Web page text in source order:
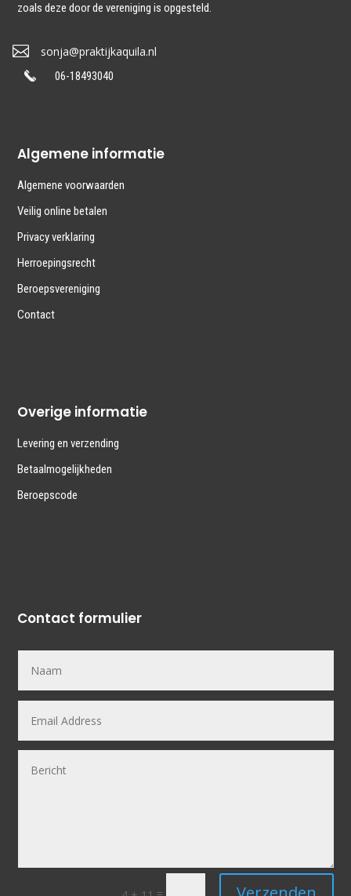
zoals deze door de vereniging is opgesteld.
 sonja@praktijkaquila.nl
06-18493040
Algemene informatie
Algemene voorwaarden
Veilig online betalen
Privacy verklaring
Herroepingsrecht
Beroepsvereniging
Contact
Overige informatie
Levering en verzending
Betaalmogelijkheden
Beroepscode
Contact formulier
=